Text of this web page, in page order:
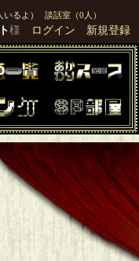
いるよ） 談話室（0人）
様 ログイン 新規登録